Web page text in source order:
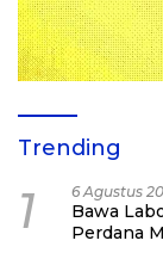
Trending
1 6 Agustus
Bawa
Perdana